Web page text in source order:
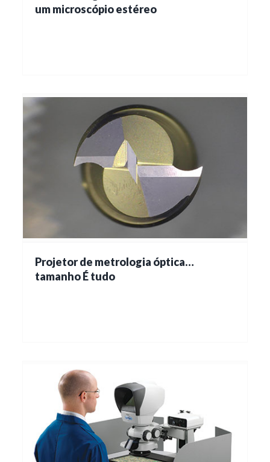
um microscópio estéreo
Projetor de metrologia óptica…
tamanho É tudo